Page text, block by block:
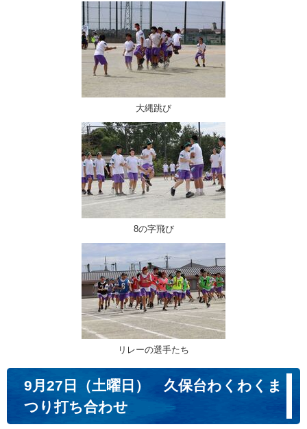
大縄跳び
8の字飛び
リレーの選手たち
9月27日（土曜日） 久保台わくわくま
つり打ち合わせ